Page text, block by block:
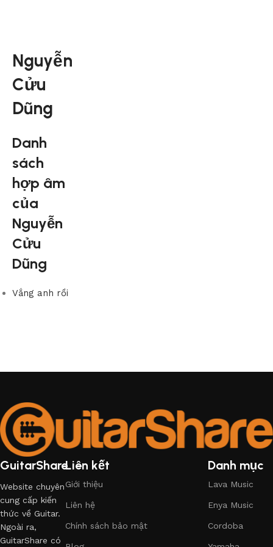
Nguyễn
Cửu
Dũng
Danh
sách
hợp âm
của
Nguyễn
Cửu
Dũng
Vắng anh rồi
GuitarShare
Website chuyên
cung cấp kiến
thức về Guitar.
Ngoài ra,
GuitarShare có
Liên kết
Giới thiệu
Liên hệ
Chính sách bảo mật
Danh mục
Lava Music
Enya Music
Cordoba